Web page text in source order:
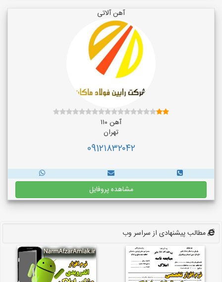
آهن آلاتی
آهن ۱۱۰
تهران
091۲۱۸۳۲۰۴۲
مشاهده پروفایل
مطالب پیشنهادی از سراسر وب